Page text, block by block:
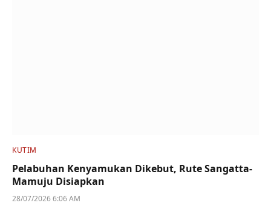
KUTIM
Pelabuhan Kenyamukan Dikebut, Rute Sangatta-
Mamuju Disiapkan
28/07/2026 6:06 AM